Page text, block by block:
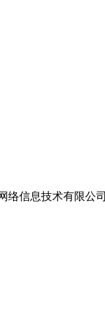
络信息技术有限公司